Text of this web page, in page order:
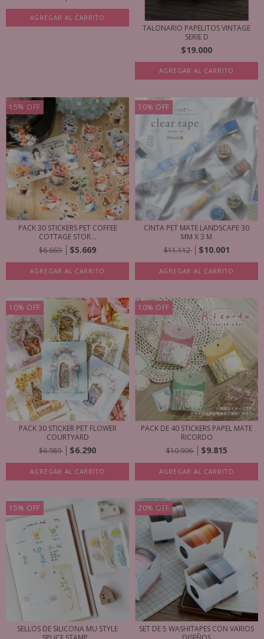
AGREGAR AL CARRITO
TALONARIO PAPELITOS VINTAGE
SERIE D
$19.000
AGREGAR AL CARRITO
15% OFF
PACK 30 STICKERS PET COFFEE
COTTAGE STOR...
$6.669
$5.669
AGREGAR AL CARRITO
10% OFF
CINTA PET MATE LANDSCAPE 30
MM X 3 M
$11.112
$10.001
AGREGAR AL CARRITO
10% OFF
PACK 30 STICKER PET FLOWER
COURTYARD
$6.989
$6.290
AGREGAR AL CARRITO
10% OFF
PACK DE 40 STICKERS PAPEL MATE
RICORDO
$10.906
$9.815
AGREGAR AL CARRITO
15% OFF
SELLOS DE SILICONA MU STYLE
20% OFF
SET DE 5 WASHITAPES CON VARIOS